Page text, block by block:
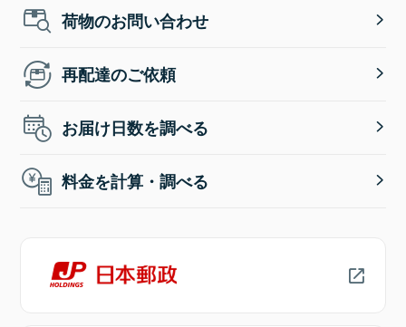
荷物のお問い合わせ
再配達のご依頼
お届け日数を調べる
料金を計算・調べる